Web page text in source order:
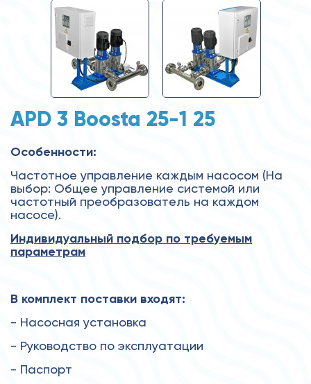
APD 3 Boosta 25-1 25
Особенности:
Частотное управление каждым насосом (На
выбор: Общее управление системой или
частотный преобразователь на каждом
насосе).
Индивидуальный подбор по требуемым
параметрам
В комплект поставки входят:
- Насосная установка
- Руководство по эксплуатации
- Паспорт